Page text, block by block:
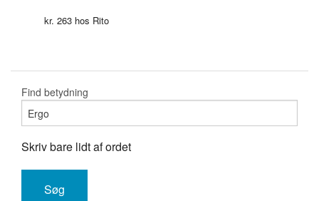
kr. 263hos Rito
Find betydning
Skriv bare lidt af ordet